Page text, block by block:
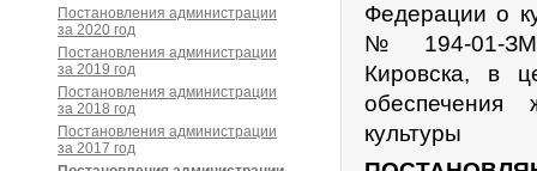
Федерации о
№ 194-01-ЗМО
Кировска, в
обеспечения
культуры
Постановления администрации
за 2020 год
Постановления администрации
за 2019 год
Постановления администрации
за 2018 год
Постановления администрации
за 2017 год